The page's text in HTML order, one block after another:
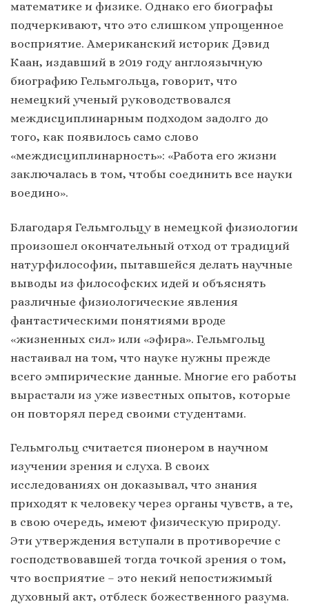
математике и физике. Однако его биографы
подчеркивают, что это слишком упрощенное
восприятие. Американский историк Дэвид
Каан, издавший в 2019 году англоязычную
биографию Гельмгольца, говорит, что
немецкий ученый руководствовался
междисциплинарным подходом задолго до
того, как появилось само слово
«междисциплинарность»: «Работа его жизни
заключалась в том, чтобы соединить все науки
воедино».
Благодаря Гельмгольцу в немецкой физиологии
произошел окончательный отход от традиций
натурфилософии, пытавшейся делать научные
выводы из философских идей и объяснять
различные физиологические явления
фантастическими понятиями вроде
«жизненных сил» или «эфира». Гельмгольц
настаивал на том, что науке нужны прежде
всего эмпирические данные. Многие его работы
вырастали из уже известных опытов, которые
он повторял перед своими студентами.
Гельмгольц считается пионером в научном
изучении зрения и слуха. В своих
исследованиях он доказывал, что знания
приходят к человеку через органы чувств, а те,
в свою очередь, имеют физическую природу.
Эти утверждения вступали в противоречие с
господствовавшей тогда точкой зрения о том,
что восприятие – это некий непостижимый
духовный акт, отблеск божественного разума.